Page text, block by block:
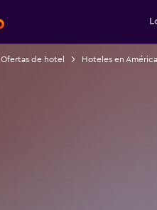
Ofertas de hotel Hoteles en